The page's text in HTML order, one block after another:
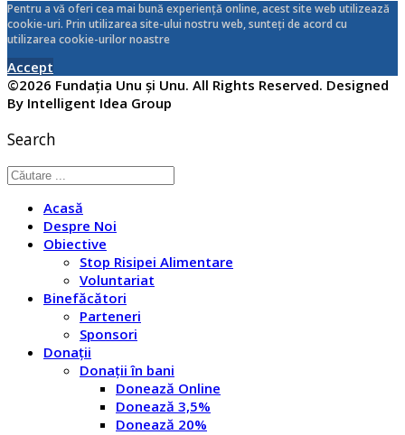
Pentru a vă oferi cea mai bună experiență online, acest site web utilizează
cookie-uri. Prin utilizarea site-ului nostru web, sunteți de acord cu
utilizarea cookie-urilor noastre
Accept
©2026 Fundația Unu și Unu. All Rights Reserved. Designed
By Intelligent Idea Group
Search
Acasă
Despre Noi
Obiective
Stop Risipei Alimentare
Voluntariat
Binefăcători
Parteneri
Sponsori
Donații
Donații în bani
Donează Online
Donează 3,5%
Donează 20%